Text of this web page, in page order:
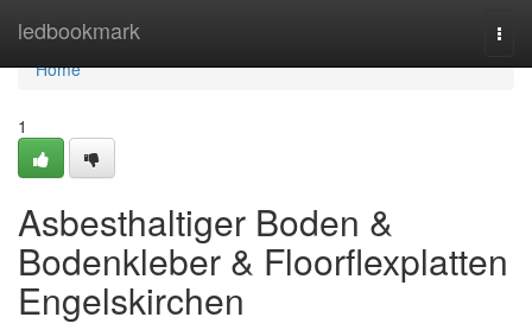
ledbookmark
Home
Home
1
Asbesthaltiger Boden &
Bodenkleber & Floorflexplatten
Engelskirchen